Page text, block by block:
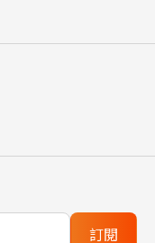
訂閱